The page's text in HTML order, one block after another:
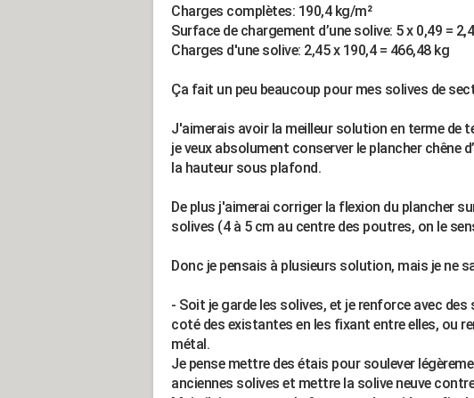
Charges complètes: 190,4 kg/m²
Surface de chargement d’une solive: 5 x 0,49 =
Charges d'une solive: 2,45 x 190,4 = 466,48 kg
Ça fait un peu beaucoup pour mes solives de
J'aimerais avoir la meilleur solution en terme de
je veux absolument conserver le plancher chêne
la hauteur sous plafond.
De plus j'aimerai corriger la flexion du plancher
solives (4 à 5 cm au centre des poutres, on le
Donc je pensais à plusieurs solution, mais je ne
- Soit je garde les solives, et je renforce avec
coté des existantes en les fixant entre elles, ou
métal.
Je pense mettre des étais pour soulever
anciennes solives et mettre la solive neuve